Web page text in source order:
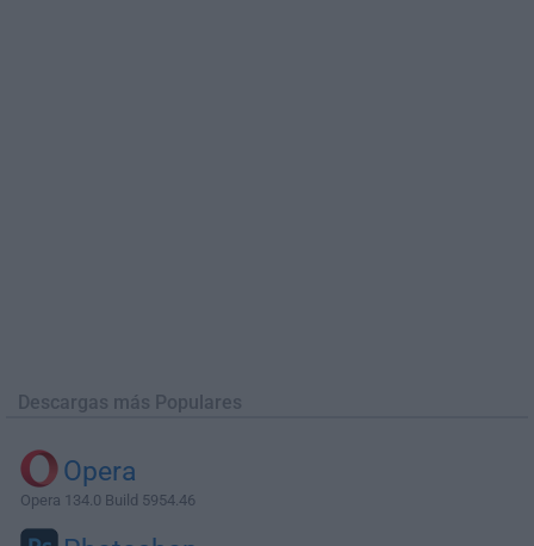
Descargas más Populares
Opera
Opera 134.0 Build 5954.46